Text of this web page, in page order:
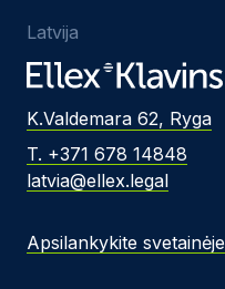
Latvija
K.Valdemara 62, Ryga
T. +371 678 14848
latvia@ellex.legal
Apsilankykite svetainėje